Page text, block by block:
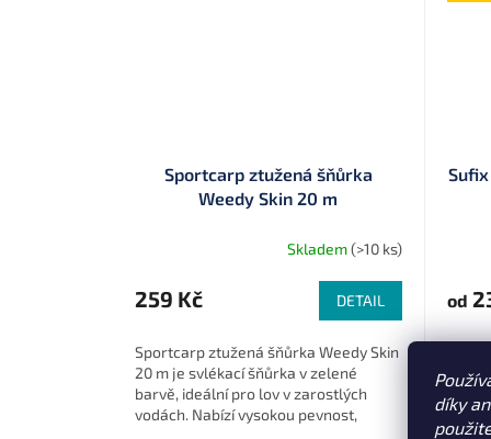
díky
Sportcarp ztužená šňůrka
Weedy Skin 20 m
Skladem(>10 ks)
259 Kč DETAIL
Sportcarp ztužená šňůrka Weedy Skin
20 m je svlékací šňůrka v zelené
barvě, ideální pro lov v zarostlých
vodách. Nabízí vysokou pevnost,
od